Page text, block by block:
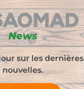
News
sur les dernières
nouvelles.